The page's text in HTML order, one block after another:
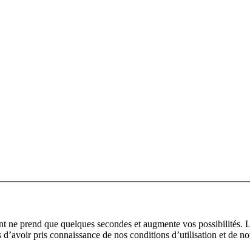
ne prend que quelques secondes et augmente vos
pris connaissance de nos conditions d’utilisation et